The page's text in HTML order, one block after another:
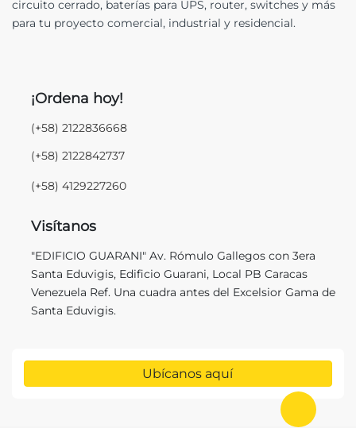
Ir al
circuito cerrado, baterías para UPS, router, switches y más
para tu proyecto comercial, industrial y residencial.
¡Ordena hoy!
(+58) 2122836668
(+58) 2122842737
(+58) 4129227260
Visítanos
"EDIFICIO GUARANI" Av. Rómulo Gallegos con 3era
Santa Eduvigis, Edificio Guarani, Local PB Caracas
Venezuela Ref. Una cuadra antes del Excelsior Gama de
Santa Eduvigis.
Ubícanos aquí